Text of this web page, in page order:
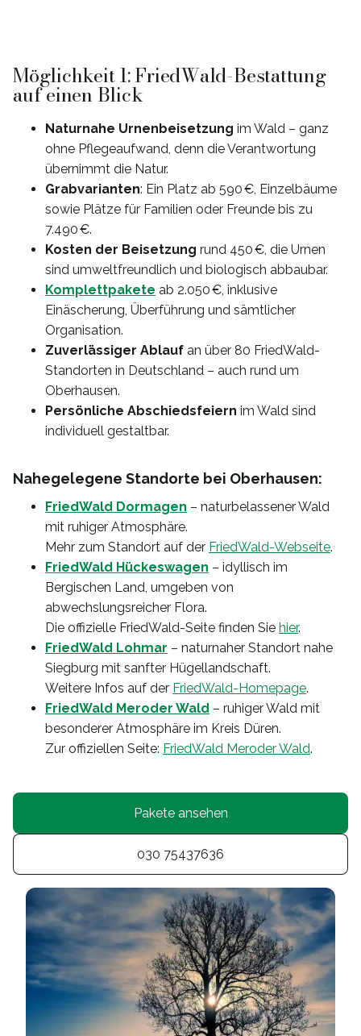
Möglichkeit 1: FriedWald-Bestattung
auf einen Blick
Naturnahe Urnenbeisetzung im Wald – ganz
ohne Pflegeaufwand, denn die Verantwortung
übernimmt die Natur.
Grabvarianten: Ein Platz ab 590 €, Einzelbäume
sowie Plätze für Familien oder Freunde bis zu
7.490 €.
Kosten der Beisetzung rund 450 €, die Urnen
sind umweltfreundlich und biologisch abbaubar.
Komplettpakete ab 2.050 €, inklusive
Einäscherung, Überführung und sämtlicher
Organisation.
Zuverlässiger Ablauf an über 80 FriedWald-
Standorten in Deutschland – auch rund um
Oberhausen.
Persönliche Abschiedsfeiern im Wald sind
individuell gestaltbar.
Nahegelegene Standorte bei Oberhausen:
FriedWald Dormagen – naturbelassener Wald
mit ruhiger Atmosphäre.
Mehr zum Standort auf der FriedWald-Webseite.
FriedWald Hückeswagen – idyllisch im
Bergischen Land, umgeben von
abwechslungsreicher Flora.
Die offizielle FriedWald-Seite finden Sie hier.
FriedWald Lohmar – naturnaher Standort nahe
Siegburg mit sanfter Hügellandschaft.
Weitere Infos auf der FriedWald-Homepage.
FriedWald Meroder Wald – ruhiger Wald mit
besonderer Atmosphäre im Kreis Düren.
Zur offiziellen Seite: FriedWald Meroder Wald.
Pakete ansehen
030 75437636